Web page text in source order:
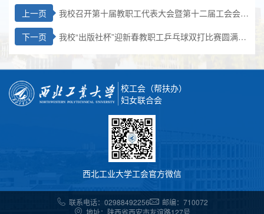
上一页
我校召开第十届教职工代表大会暨第十二届工会会员
代表大会第二次会议
下一页
我校“出版社杯”迎新春教职工乒乓球双打比赛圆满结
校工会（帮扶办）
妇女联合会
西北工业大学工会官方微信
联系电话：02988492256
邮编：710072